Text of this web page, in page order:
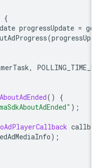
()
progressUpdate =
(
,
()